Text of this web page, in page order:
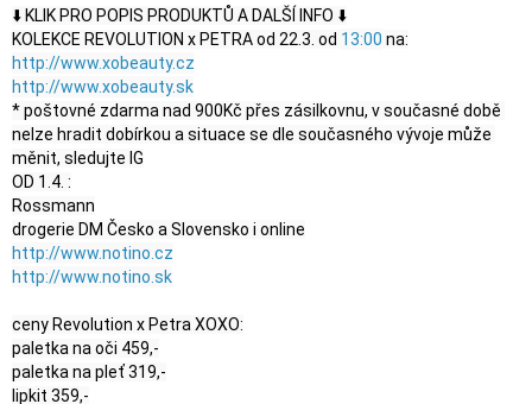
⬇️ KLIK PRO POPIS PRODUKTŮ A DALŠÍ INFO ⬇️
KOLEKCE REVOLUTION x PETRA od 22.3. od 13:00
http://www.xobeauty.cz
http://www.xobeauty.sk
* poštovné zdarma nad 900Kč přes zásilkovnu, v současné době
nelze hradit dobírkou a situace se dle současného vývoje může
měnit, sledujte IG
OD 1.4. :
Rossmann
http://www.notino.cz
http://www.notino.sk
ceny Revolution x Petra XOXO:
paletka na oči 459,-
paletka na pleť 319,-
lipkit 359,-